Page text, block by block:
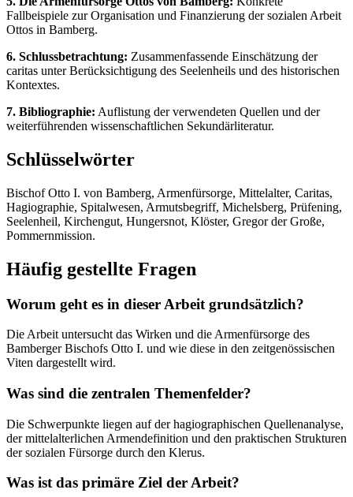
Fallbeispiele zur Organisation und Finanzierung der sozialen Arbeit
Ottos in Bamberg.
6. Schlussbetrachtung: Zusammenfassende Einschätzung der
caritas unter Berücksichtigung des Seelenheils und des historischen
Kontextes.
7. Bibliographie: Auflistung der verwendeten Quellen und der
weiterführenden wissenschaftlichen Sekundärliteratur.
Schlüsselwörter
Bischof Otto I. von Bamberg, Armenfürsorge, Mittelalter, Caritas,
Hagiographie, Spitalwesen, Armutsbegriff, Michelsberg, Prüfening,
Seelenheil, Kirchengut, Hungersnot, Klöster, Gregor der Große,
Pommernmission.
Häufig gestellte Fragen
Worum geht es in dieser Arbeit grundsätzlich?
Die Arbeit untersucht das Wirken und die Armenfürsorge des
Bamberger Bischofs Otto I. und wie diese in den zeitgenössischen
Viten dargestellt wird.
Was sind die zentralen Themenfelder?
Die Schwerpunkte liegen auf der hagiographischen Quellenanalyse,
der mittelalterlichen Armendefinition und den praktischen Strukturen
der sozialen Fürsorge durch den Klerus.
Was ist das primäre Ziel der Arbeit?